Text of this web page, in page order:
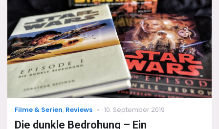
Categories
Filme & Serien, Reviews
Posted
10. September 2019
Die dunkle Bedrohung – Ein